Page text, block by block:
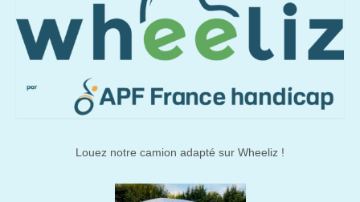
Louez notre camion adapté sur Wheeliz !